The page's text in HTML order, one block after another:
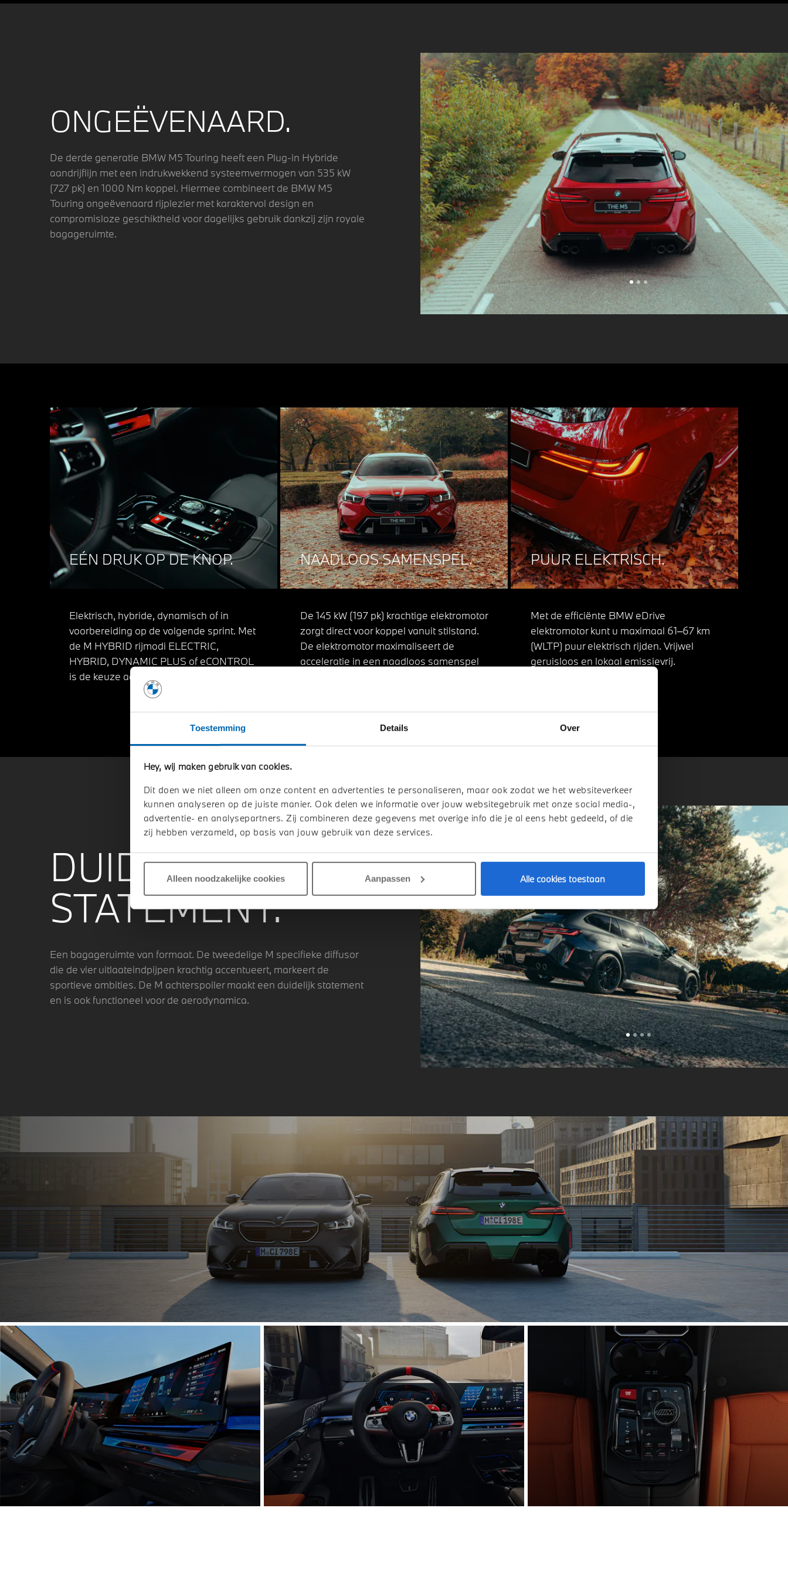
Toestemming Details Over
Hey, wij maken gebruik van cookies.
Dit doen we niet alleen om onze content en advertenties te personaliseren, maar ook zodat we het websiteverkeer
kunnen analyseren op de juiste manier. Ook delen we informatie over jouw websitegebruik met onze social media-,
advertentie- en analysepartners. Zij combineren deze gegevens met overige info die je al eens hebt gedeeld, of die
zij hebben verzameld, op basis van jouw gebruik van deze services.
Alleen noodzakelijke cookies Aanpassen Alle cookies toestaan
ONGEËVENAARD.
De derde generatie BMW M5 Touring heeft een Plug-in Hybride
aandrijflijn met een indrukwekkend systeemvermogen van 535 kW
(727 pk) en 1000 Nm koppel. Hiermee combineert de BMW M5
Touring ongeëvenaard rijplezier met karaktervol design en
compromisloze geschiktheid voor dagelijks gebruik dankzij zijn royale
bagageruimte.
EÉN DRUK OP DE KNOP.
Elektrisch, hybride, dynamisch of in
voorbereiding op de volgende sprint. Met
de M HYBRID rijmodi ELECTRIC,
HYBRID, DYNAMIC PLUS of eCONTROL
is de keuze aan u.
NAADLOOS SAMENSPEL.
De 145 kW (197 pk) krachtige elektromotor
zorgt direct voor koppel vanuit stilstand.
De elektromotor maximaliseert de
acceleratie in een naadloos samenspel
PUUR ELEKTRISCH.
Met de efficiënte BMW eDrive
elektromotor kunt u maximaal 61–67 km
(WLTP) puur elektrisch rijden. Vrijwel
geruisloos en lokaal emissievrij.
DUIDELIJK
STATEMENT.
Een bagageruimte van formaat. De tweedelige M specifieke diffusor
die de vier uitlaateindpijpen krachtig accentueert, markeert de
sportieve ambities. De M achterspoiler maakt een duidelijk statement
en is ook functioneel voor de aerodynamica.